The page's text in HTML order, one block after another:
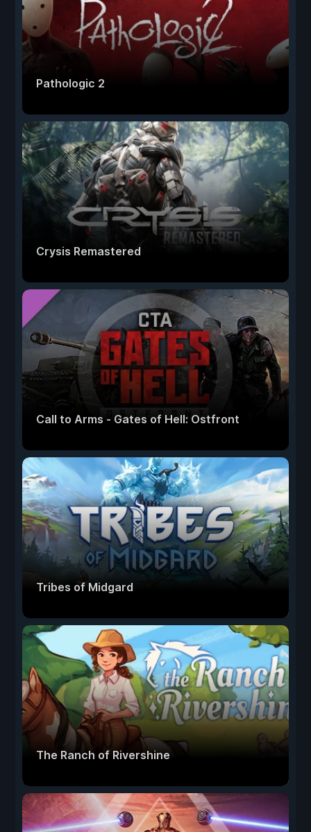
Pathologic 2
Crysis Remastered
Call to Arms - Gates of Hell: Ostfront
Tribes of Midgard
The Ranch of Rivershine